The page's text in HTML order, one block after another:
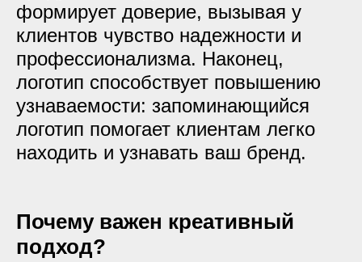
формирует доверие, вызывая у
клиентов чувство надежности и
профессионализма. Наконец,
логотип способствует повышению
узнаваемости: запоминающийся
логотип помогает клиентам легко
находить и узнавать ваш бренд.
Почему важен креативный
подход?